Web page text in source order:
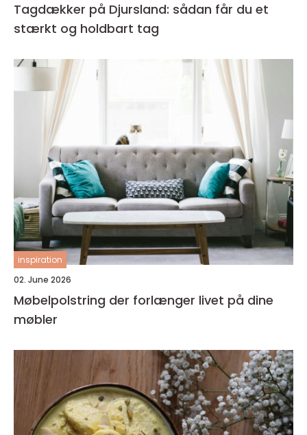
Tagdækker på Djursland: sådan får du et
stærkt og holdbart tag
inspiration
02. June 2026
Møbelpolstring der forlænger livet på dine
møbler